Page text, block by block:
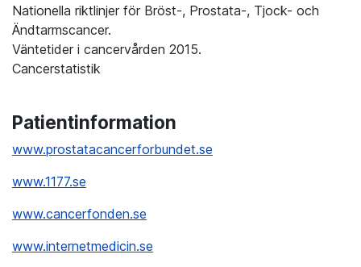
Nationella riktlinjer för Bröst-, Prostata-, Tjock- och
Ändtarmscancer.
Väntetider i cancervården 2015.
Cancerstatistik
Patientinformation
www.prostatacancerforbundet.se
www.1177.se
www.cancerfonden.se
www.internetmedicin.se